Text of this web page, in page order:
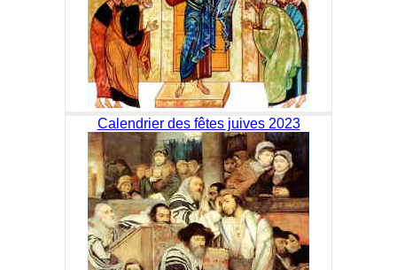
Calendrier des fêtes juives 2023